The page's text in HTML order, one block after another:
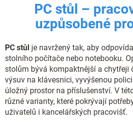
a
c
í
r
v
k
y
v
ý
p
i
PC stůl –
uzpůsobené
PC stůl je navržený tak, aby
stolního počítače nebo notebooku.
stolům bývá kompaktnější a chytřeji
výsuv na klávesnici, vyvýšenou
úložný prostor na příslušenství. V
různé varianty, které pokrývají
uživatelů i kancelářských pracovišť.